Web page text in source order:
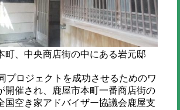
町、中央商店街の中にある岩元邸
ロジェクトを成功させるためのワ
開催され、鹿屋市本町一番商店街の
国空き家アドバイザー協議会鹿屋支